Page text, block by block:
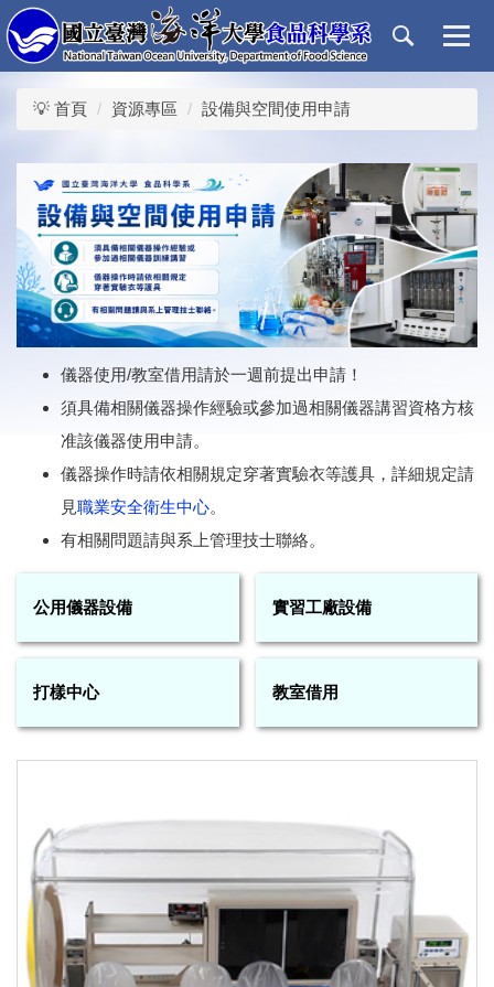
跳
到
主
要
區
💡 首頁 資源專區 設備與空間使用申請
儀器使用/教室借用請於一週前提出申請！
須具備相關儀器操作經驗或參加過相關儀器講習資格方核
准該儀器使用申請。
儀器操作時請依相關規定穿著實驗衣等護具，詳細規定請
見職業安全衛生中心。
有相關問題請與系上管理技士聯絡。
公用儀器設備 實習工廠設備
打樣中心 教室借用